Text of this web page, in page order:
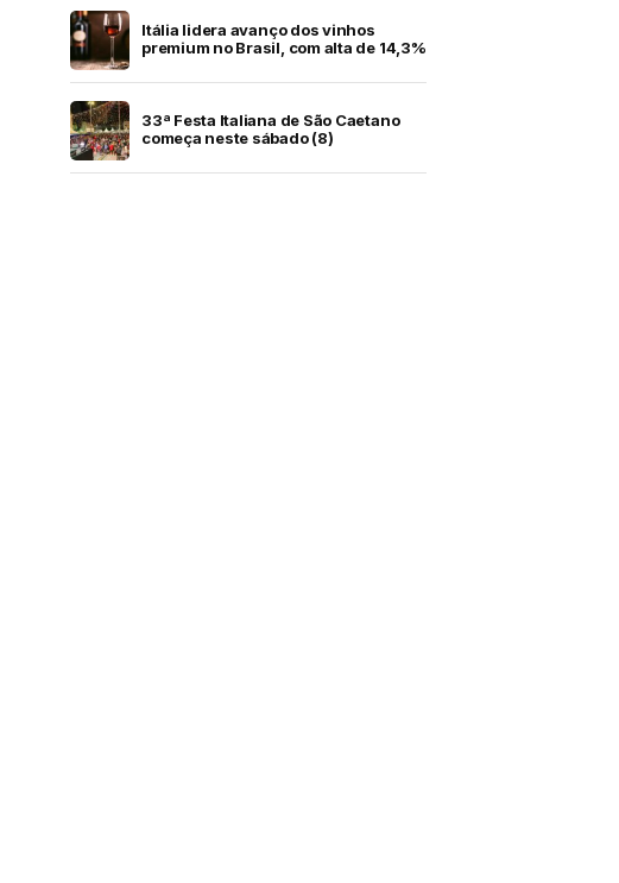
Itália lidera avanço dos vinhos
premium no Brasil, com alta de 14,3%
33ª Festa Italiana de São Caetano
começa neste sábado (8)